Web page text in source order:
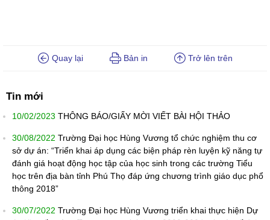
Quay lại Bản in Trở lên trên
Tin mới
10/02/2023 THÔNG BÁO/GIẤY MỜI VIẾT BÀI HỘI THẢO
30/08/2022 Trường Đại học Hùng Vương tổ chức nghiệm thu cơ
sở dự án: “Triển khai áp dụng các biện pháp rèn luyện kỹ năng tự
đánh giá hoạt động học tập của học sinh trong các trường Tiểu
học trên địa bàn tỉnh Phú Thọ đáp ứng chương trình giáo dục phổ
thông 2018”
30/07/2022 Trường Đại học Hùng Vương triển khai thực hiện Dự